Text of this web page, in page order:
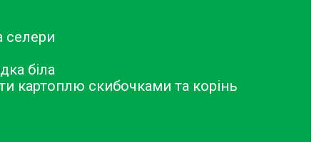
селери
біла
картоплю скибочками та корінь